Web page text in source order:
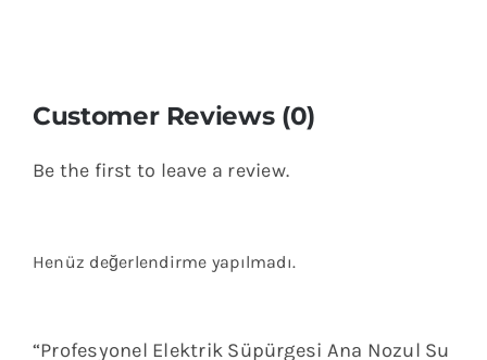
Customer Reviews (0)
Be the first to leave a review.
Henüz değerlendirme yapılmadı.
“Profesyonel Elektrik Süpürgesi Ana Nozul Su